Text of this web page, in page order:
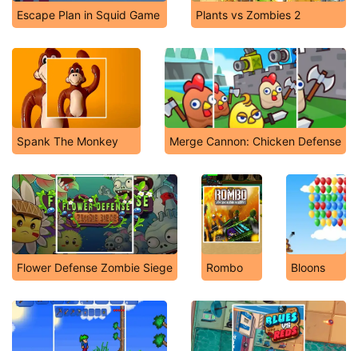
Escape Plan in Squid Game Plants vs Zombies 2
Spank The Monkey Merge Cannon: Chicken Defense
Flower Defense Zombie Siege Rombo Bloons